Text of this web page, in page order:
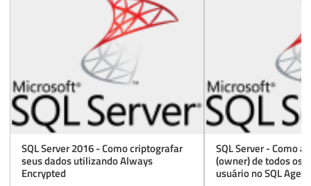
SQL Server 2016 - Como criptografar
seus dados utilizando Always
Encrypted
SQL Server - Como
(owner) de todos os
usuário no SQL Agent